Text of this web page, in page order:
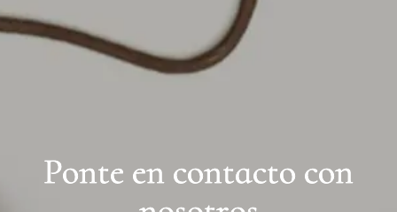
Ponte en contacto con